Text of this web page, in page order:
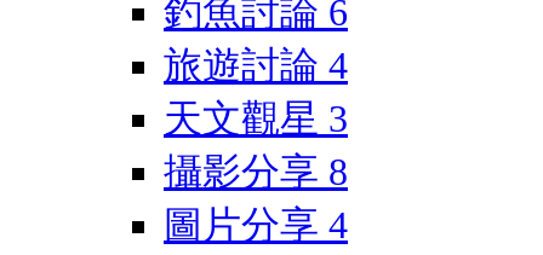
釣魚討論 6
旅遊討論 4
天文觀星 3
攝影分享 8
圖片分享 4